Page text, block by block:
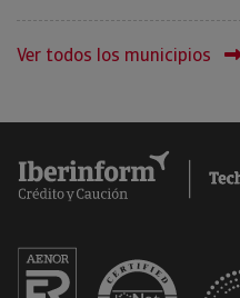
Ver todos los municipios